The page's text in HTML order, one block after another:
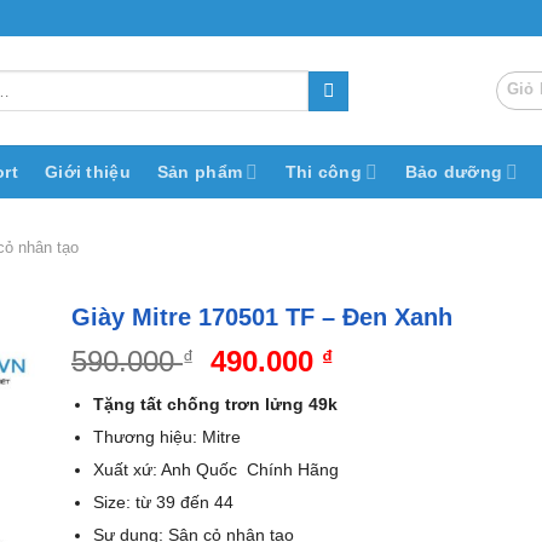
Giỏ
Giới thiệu Sản phẩm Thi công Bảo dưỡng
nhân tạo
Giày Mitre 170501 TF – Đen Xanh
590.000₫
Giá
là:
590.000 ₫.
490.000 ₫Giá
tại
490.000 ₫.
Tặng tất chống trơn lửng 49k
Thương hiệu: Mitre
Xuất xứ: Anh Quốc Chính Hãng
Size: từ 39 đến 44
Sự dụng: Sân cỏ nhân tạo